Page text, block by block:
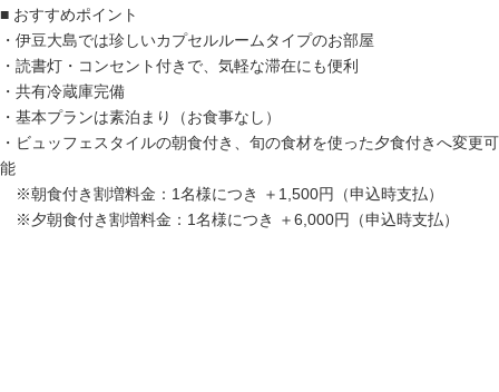
■ おすすめポイント
・伊豆大島では珍しいカプセルルームタイプのお部屋
・読書灯・コンセント付きで、気軽な滞在にも便利
・共有冷蔵庫完備
・基本プランは素泊まり（お食事なし）
・ビュッフェスタイルの朝食付き、旬の食材を使った夕食付きへ変更可
能
※朝食付き割増料金：1名様につき ＋1,500円（申込時支払）
※夕朝食付き割増料金：1名様につき ＋6,000円（申込時支払）